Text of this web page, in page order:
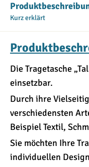
Kurz erklärt
Die Tragetasche
einsetzbar.
Durch ihre
verschiedensten
Beispiel Textil,
Sie möchten Ihre
individuellen